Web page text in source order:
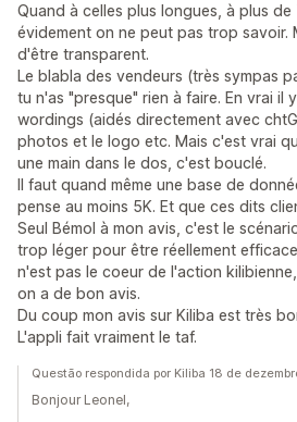
Quand à celles plus longues, à plus de
évidement on ne peut pas trop savoir.
d'être transparent.
Le blabla des vendeurs (très sympas
tu n'as "presque" rien à faire. En vrai il
wordings (aidés directement avec
photos et le logo etc. Mais c'est vrai
une main dans le dos, c'est bouclé.
Il faut quand même une base de
pense au moins 5K. Et que ces dits
Seul Bémol à mon avis, c'est le
trop léger pour être réellement
n'est pas le coeur de l'action
on a de bon avis.
Du coup mon avis sur Kiliba est très
L'appli fait vraiment le taf.
Questão respondida por Kiliba 18 de
Bonjour Leonel,